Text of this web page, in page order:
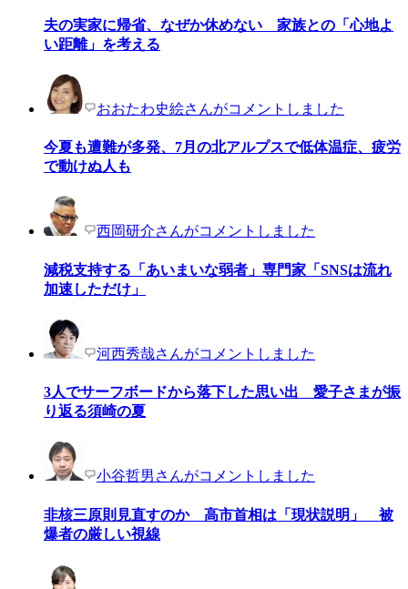
夫の実家に帰省、なぜか休めない 家族との「心地よ
い距離」を考える
おおたわ史絵さんがコメントしました
今夏も遭難が多発、7月の北アルプスで低体温症、疲労
で動けぬ人も
西岡研介さんがコメントしました
減税支持する「あいまいな弱者」専門家「SNSは流れ
加速しただけ」
河西秀哉さんがコメントしました
3人でサーフボードから落下した思い出 愛子さまが振
り返る須崎の夏
小谷哲男さんがコメントしました
非核三原則見直すのか 高市首相は「現状説明」 被
爆者の厳しい視線